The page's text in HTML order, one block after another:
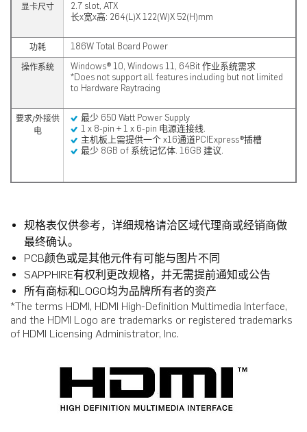
显卡尺寸
2.7 slot, ATX
长x宽x高: 264(L)X 122(W)X 52(H)mm
功耗 186W Total Board Power
操作系统
Windows® 10, Windows 11, 64Bit 作业系统需求
*Does not support all features including but not limited
to Hardware Raytracing
要求/外接供
电
最少 650 Watt Power Supply
1 x 8-pin + 1 x 6-pin 电源连接线.
主机板上需提供一个 x16通道PCIExpress®插槽
最少 8GB of 系统记忆体. 16GB 建议.
规格表仅供参考，详细规格请洽区域代理商或经销商做
最终确认。
PCB颜色或是其他元件有可能与图片不同
SAPPHIRE有权利更改规格，并无需提前通知或公告
所有商标和LOGO均为品牌所有者的资产
*The terms HDMI, HDMI High-Definition Multimedia Interface,
and the HDMI Logo are trademarks or registered trademarks
of HDMI Licensing Administrator, Inc.